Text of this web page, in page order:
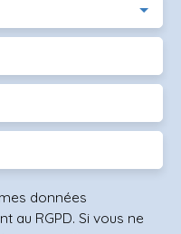
données
au RGPD. Si vous ne